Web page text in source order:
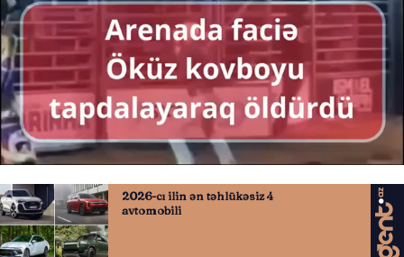
Öküz tapdalayan kovboy öldü
06.05.2026 0
VAXT.TV ABUNƏ OL
Nə düşünürsən?